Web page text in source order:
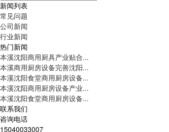
新闻列表
常见问题
公司新闻
行业新闻
热门新闻
本溪沈阳商用厨具产业贴合...
本溪商用厨房设备完善沈阳...
本溪沈阳食堂商用厨房设备...
本溪沈阳商用厨房设备产业...
本溪沈阳食堂商用厨房设备...
联系我们
咨询电话
15040033007